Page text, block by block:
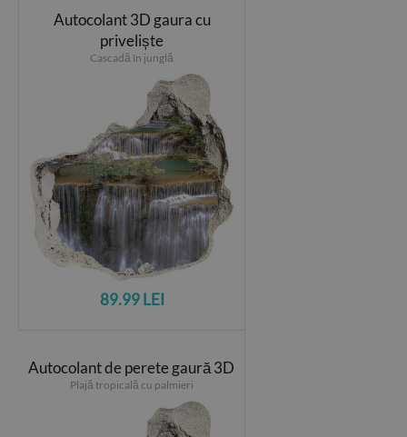
Autocolant 3D gaura cu
priveliște
Cascadă în junglă
89.99 LEI
Autocolant de perete gaură 3D
Plajă tropicală cu palmieri